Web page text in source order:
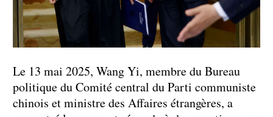
Le 13 mai 2025, Wang Yi, membre du Bureau
politique du Comité central du Parti communiste
chinois et ministre des Affaires étrangères, a